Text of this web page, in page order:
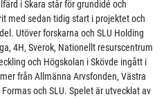
i Skara står för grundidé och
med sedan tidig start i projektet och
Utöver forskarna och SLU Holding
4H, Sverok, Nationellt resurscentrum
och Högskolan i Skövde ingått i
från Allmänna Arvsfonden, Västra
och SLU. Spelet är utvecklat av